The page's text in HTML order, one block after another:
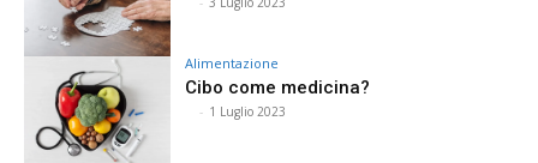
Alimentazione
Cibo come medicina?
- 1 Luglio 2023